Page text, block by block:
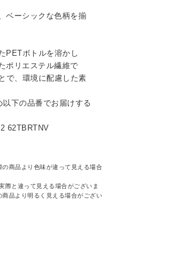
ベーシックな色柄を揃
PETボトルを溶かし
ポリエステル繊維で
で、環境に配慮した素
下の品番でお届けする
62TBRTNV
商品より色味が違って見える場合
際と違って見える場合がございま
品より明るく見える場合がござい